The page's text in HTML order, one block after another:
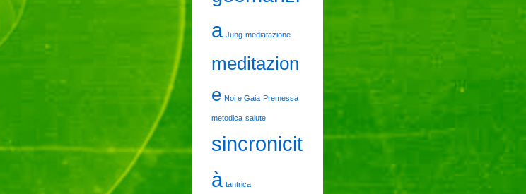
a Jung mediatazione
meditazion
e Noi e Gaia Premessa
metodica salute
sincronicit
à tantrica